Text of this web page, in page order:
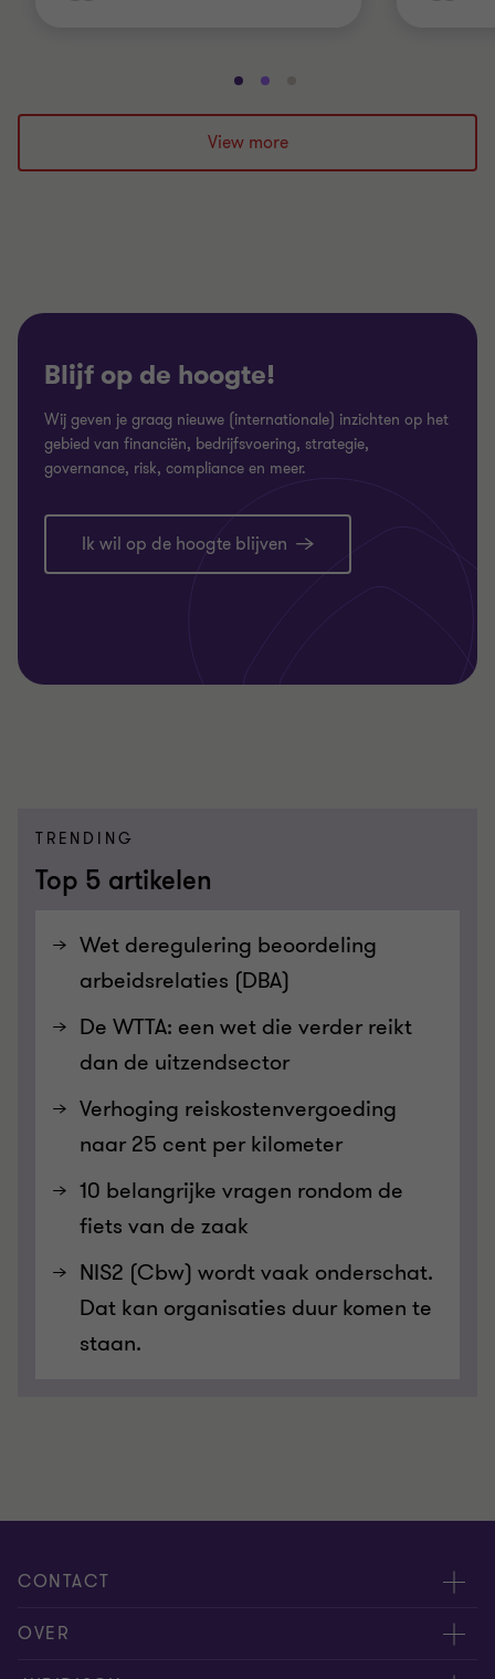
Ga
naar
dia
1
Ga
naar
dia
2
naar
3
View more
Blijf op de hoogte!
Wij geven je graag nieuwe (internationale) inzichten op het
gebied van financiën, bedrijfsvoering, strategie,
governance, risk, compliance en meer.
Ik wil op de hoogte blijven
TRENDING
Top 5 artikelen
Wet deregulering beoordeling
arbeidsrelaties (DBA)
De WTTA: een wet die verder reikt
dan de uitzendsector
Verhoging reiskostenvergoeding
naar 25 cent per kilometer
10 belangrijke vragen rondom de
fiets van de zaak
NIS2 (Cbw) wordt vaak onderschat.
Dat kan organisaties duur komen te
staan.
CONTACT
Evenementen
OVER